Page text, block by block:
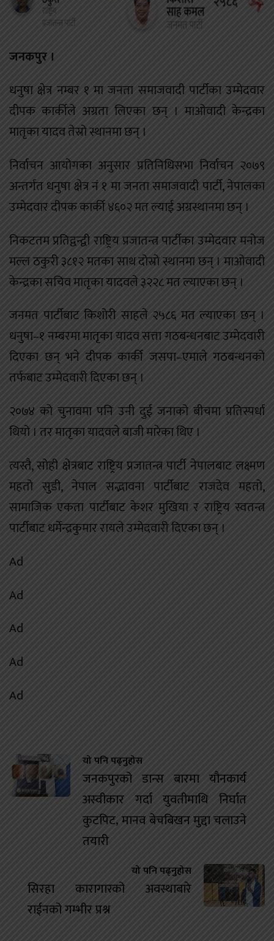
जनकपुर ।
धनुषा क्षेत्र नम्बर १ मा जनता समाजवादी पार्टीका उम्मेदवार
दीपक कार्कीले अग्रता लिएका छन् । माओवादी केन्द्रका
मातृका यादव तेस्रो स्थानमा छन् ।
निर्वाचन आयोगका अनुसार प्रतिनिधिसभा निर्वाचन २०७९
अन्तर्गत धनुषा क्षेत्र नं १ मा जनता समाजवादी पार्टी, नेपालका
उम्मेदवार दीपक कार्की ४६०२ मत ल्याई अग्रस्थानमा छन् ।
निकटतम प्रतिद्वन्द्वी राष्ट्रिय प्रजातन्त्र पार्टीका उम्मेदवार मनोज
मल्ल ठकुरी ३८१२ मतका साथ दोस्रो स्थानमा छन् । माओवादी
केन्द्रका सचिव मातृका यादवले ३२२८ मत ल्याएका छन् ।
जनमत पार्टीबाट किशोरी साहले २५८६ मत ल्याएका छन् ।
धनुषा–१ नम्बरमा मातृका यादव सत्ता गठबन्धनबाट उम्मेदवारी
दिएका छन् भने दीपक कार्की जसपा–एमाले गठबन्धनको
तर्फबाट उम्मेदवारी दिएका छन् ।
२०७४ को चुनावमा पनि उनी दुई जनाको बीचमा प्रतिस्पर्धा
थियो । तर मातृका यादवले बाजी मारेका थिए ।
त्यस्तै, सोही क्षेत्रबाट राष्ट्रिय प्रजातन्त्र पार्टी नेपालबाट लक्ष्मण
महतो सुडी, नेपाल सद्भावना पार्टीबाट राजदेव महतो,
सामाजिक एकता पार्टीबाट केशर मुखिया र राष्ट्रिय स्वतन्त्र
पार्टीबाट धर्मेन्द्रकुमार रायले उम्मेदवारी दिएका छन् ।
Ad
Ad
Ad
Ad
Ad
यो पनि पढ्नुहोस
जनकपुरको डान्स बारमा यौनकार्य
अस्वीकार गर्दा युवतीमाथि निर्घात
कुटपिट, मानव बेचबिखन मुद्दा चलाउने
तयारी
यो पनि पढ्नुहोस
सिरहा कारागारको अवस्थाबारे
राईनको गम्भीर प्रश्न